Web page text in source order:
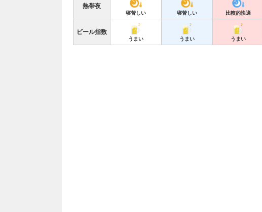
熱帯夜
寝苦しい 寝苦しい 比較的快適
ビール指数
うまい うまい うまい